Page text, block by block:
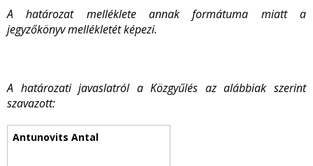
A határozat melléklete annak formátuma miatt a
jegyzőkönyv mellékletét képezi.
A határozati javaslatról a Közgyűlés az alábbiak szerint
szavazott: